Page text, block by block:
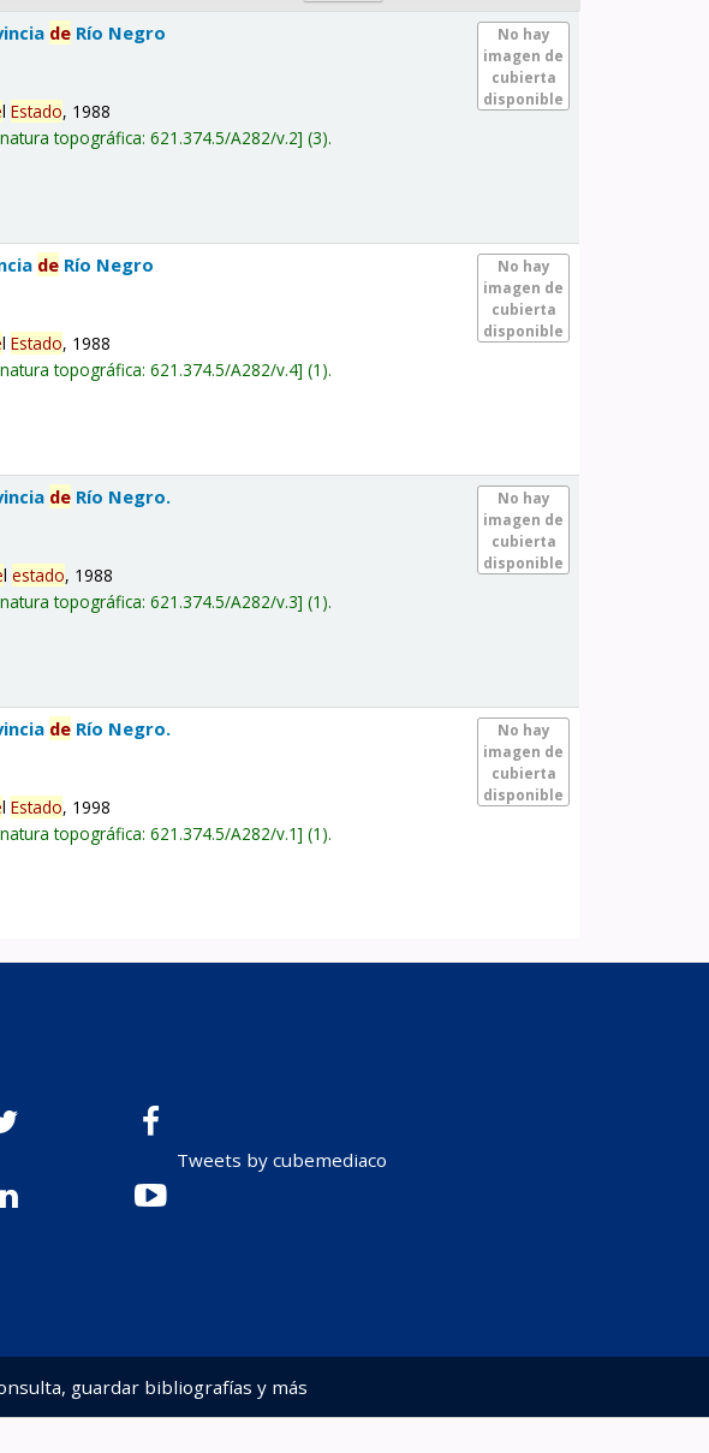
No hay
imagen de
cubierta
disponible
de Río Negro
lEstado, 1988
topográfica:621.374.5/A282/v.2 (3).
No hay
imagen de
cubierta
disponible
de Río Negro
lEstado, 1988
topográfica:621.374.5/A282/v.4 (1).
No hay
imagen de
cubierta
disponible
de Río Negro.
lestado, 1988
topográfica:621.374.5/A282/v.3 (1).
No hay
imagen de
cubierta
disponible
de Río Negro.
lEstado, 1998
topográfica:621.374.5/A282/v.1 (1).
Tweets by cubemediaco
guardar bibliografías y más